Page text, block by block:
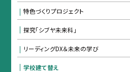
特色づくりプロジェクト
探究「シブヤ未来科」
リーディングDX＆未来の学び
学校建て替え